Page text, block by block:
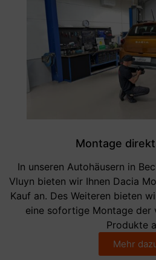
Montage
In unseren Autohäusern in
Vluyn bieten wir Ihnen Dacia
Kauf an. Des Weiteren bieten
eine sofortige Montage der
Produkte
Mehr